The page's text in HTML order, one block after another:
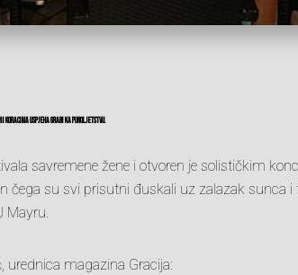
i koracima uspjeha grabi ka punoljetstvu.
savremene žene i otvoren je solističkim
čega su svi prisutni đuskali uz zalazak sunca i
Mayru.
urednica magazina Gracija: